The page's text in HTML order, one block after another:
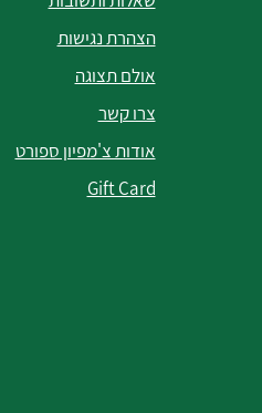
הצהרת נגישות
אולם תצוגה
צרו קשר
אודות צ'מפיון ספורט
Gift Card